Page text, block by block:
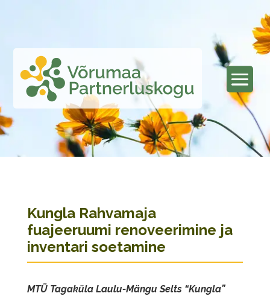
Kungla Rahvamaja
fuajeeruumi renoveerimine ja
inventari soetamine
MTÜ Tagaküla Laulu-Mängu Selts “Kungla”